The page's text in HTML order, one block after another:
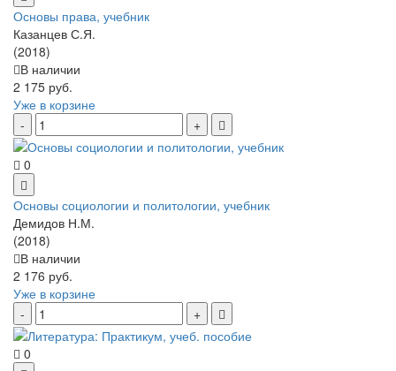
Основы права, учебник
Казанцев С.Я.
(2018)
В наличии
2 175 руб.
Уже в корзине
0
Основы социологии и политологии, учебник
Демидов Н.М.
(2018)
В наличии
2 176 руб.
Уже в корзине
0